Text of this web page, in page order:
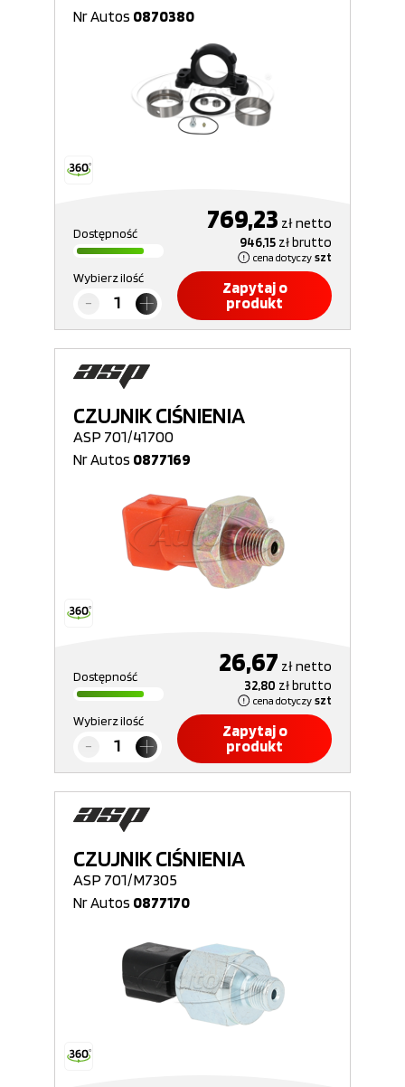
Nr Autos 0870380
Dostępność 769,23 złnetto
946,15 złbrutto
cena dotyczy szt
Wybierz ilość
Zapytaj o
produkt
CZUJNIK CIŚNIENIA
ASP 701/41700
Nr Autos 0877169
Dostępność 26,67 złnetto
32,80 złbrutto
cena dotyczy szt
Wybierz ilość
Zapytaj o
produkt
CZUJNIK CIŚNIENIA
ASP 701/M7305
Nr Autos 0877170